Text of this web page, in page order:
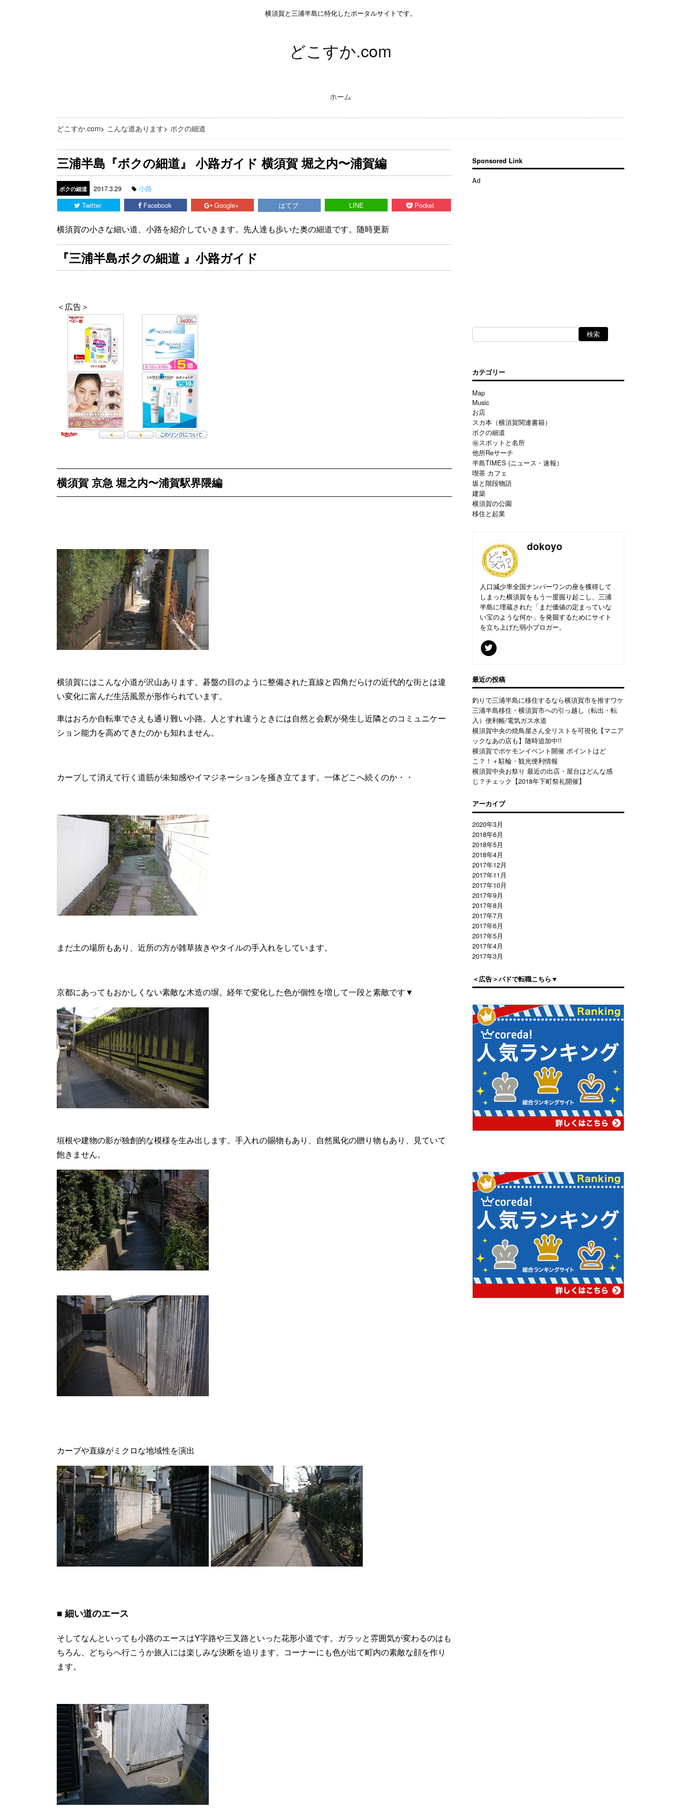
横須賀と三浦半島に特化したポータルサイトです。
どこすか.com
ホーム
どこすか.com> こんな道あります> ボクの細道
三浦半島『ボクの細道』 小路ガイド 横須賀 堀之内〜浦賀編
ボクの細道 2017.3.29
小路
Twitter
Facebook Google+ はてブ LINE Pocket
横須賀の小さな細い道、小路を紹介していきます。先人達も歩いた奥の細道です。随時更新
『三浦半島ボクの細道 』小路ガイド
＜広告＞
横須賀 京急 堀之内〜浦賀駅界隈編
横須賀にはこんな小道が沢山あります。碁盤の目のように整備された直線と四角だらけの近代的な街とは違
い変化に富んだ生活風景が形作られています。
車はおろか自転車でさえも通り難い小路。人とすれ違うときには自然と会釈が発生し近隣とのコミュニケー
ション能力を高めてきたのかも知れません。
カーブして消えて行く道筋が未知感やイマジネーションを掻き立てます。一体どこへ続くのか・・
まだ土の場所もあり、近所の方が雑草抜きやタイルの手入れをしています。
京都にあってもおかしくない素敵な木造の塀。経年で変化した色が個性を増して一段と素敵です▼
垣根や建物の影が独創的な模様を生み出します。手入れの賜物もあり、自然風化の贈り物もあり、見ていて
飽きません。
カーブや直線がミクロな地域性を演出
細い道のエース
そしてなんといっても小路のエースはY字路や三叉路といった花形小道です。ガラッと雰囲気が変わるのはも
ちろん、どちらへ行こうか旅人には楽しみな決断を迫ります。コーナーにも色が出て町内の素敵な顔を作り
ます。
Sponsored Link
Ad
カテゴリー
Map
Music
お店
スカ本（横須賀関連書籍）
ボクの細道
㊙スポットと名所
他所Reサーチ
半島TIMES (ニュース・速報）
喫茶 カフェ
坂と階段物語
建築
横須賀の公園
移住と起業
dokoyo
人口減少率全国ナンバーワンの座を獲得して
しまった横須賀をもう一度掘り起こし、三浦
半島に埋蔵された「まだ価値の定まっていな
い宝のような何か」を発掘するためにサイト
を立ち上げた弱小ブロガー。
最近の投稿
釣りで三浦半島に移住するなら横須賀市を推すワケ
三浦半島移住・横須賀市への引っ越し（転出・転
入）便利帳/電気ガス水道
横須賀中央の焼鳥屋さん全リストを可視化【マニア
ックなあの店も】随時追加中!!
横須賀でポケモンイベント開催 ポイントはど
こ？！＋駐輪・観光便利情報
横須賀中央お祭り 最近の出店・屋台はどんな感
じ？チェック【2018年下町祭礼開催】
アーカイブ
2020年3月
2018年6月
2018年5月
2018年4月
2017年12月
2017年11月
2017年10月
2017年9月
2017年8月
2017年7月
2017年6月
2017年5月
2017年4月
2017年3月
＜広告＞パドで転職こちら▼